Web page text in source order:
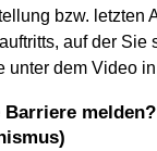
bzw. letzten
auf der Sie
unter dem Video in